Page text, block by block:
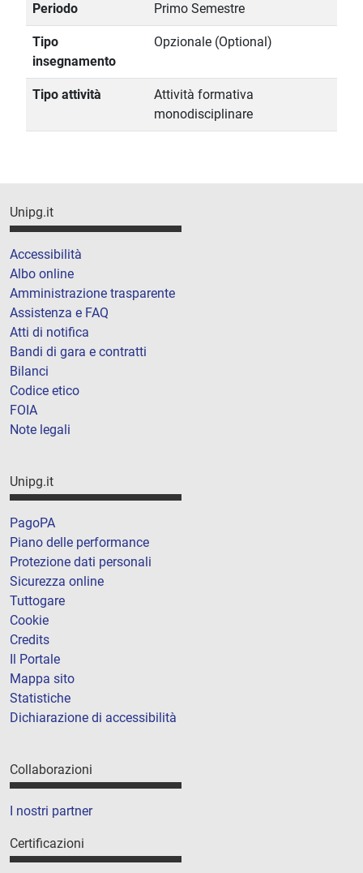
Periodo Primo Semestre
Tipo
insegnamento
Opzionale (Optional)
Tipo attività
Attività formativa
monodisciplinare
Unipg.it
Accessibilità
Albo online
Amministrazione trasparente
Assistenza e FAQ
Atti di notifica
Bandi di gara e contratti
Bilanci
Codice etico
FOIA
Note legali
Unipg.it
PagoPA
Piano delle performance
Protezione dati personali
Sicurezza online
Tuttogare
Cookie
Credits
Il Portale
Mappa sito
Statistiche
Dichiarazione di accessibilità
Collaborazioni
I nostri partner
Certificazioni